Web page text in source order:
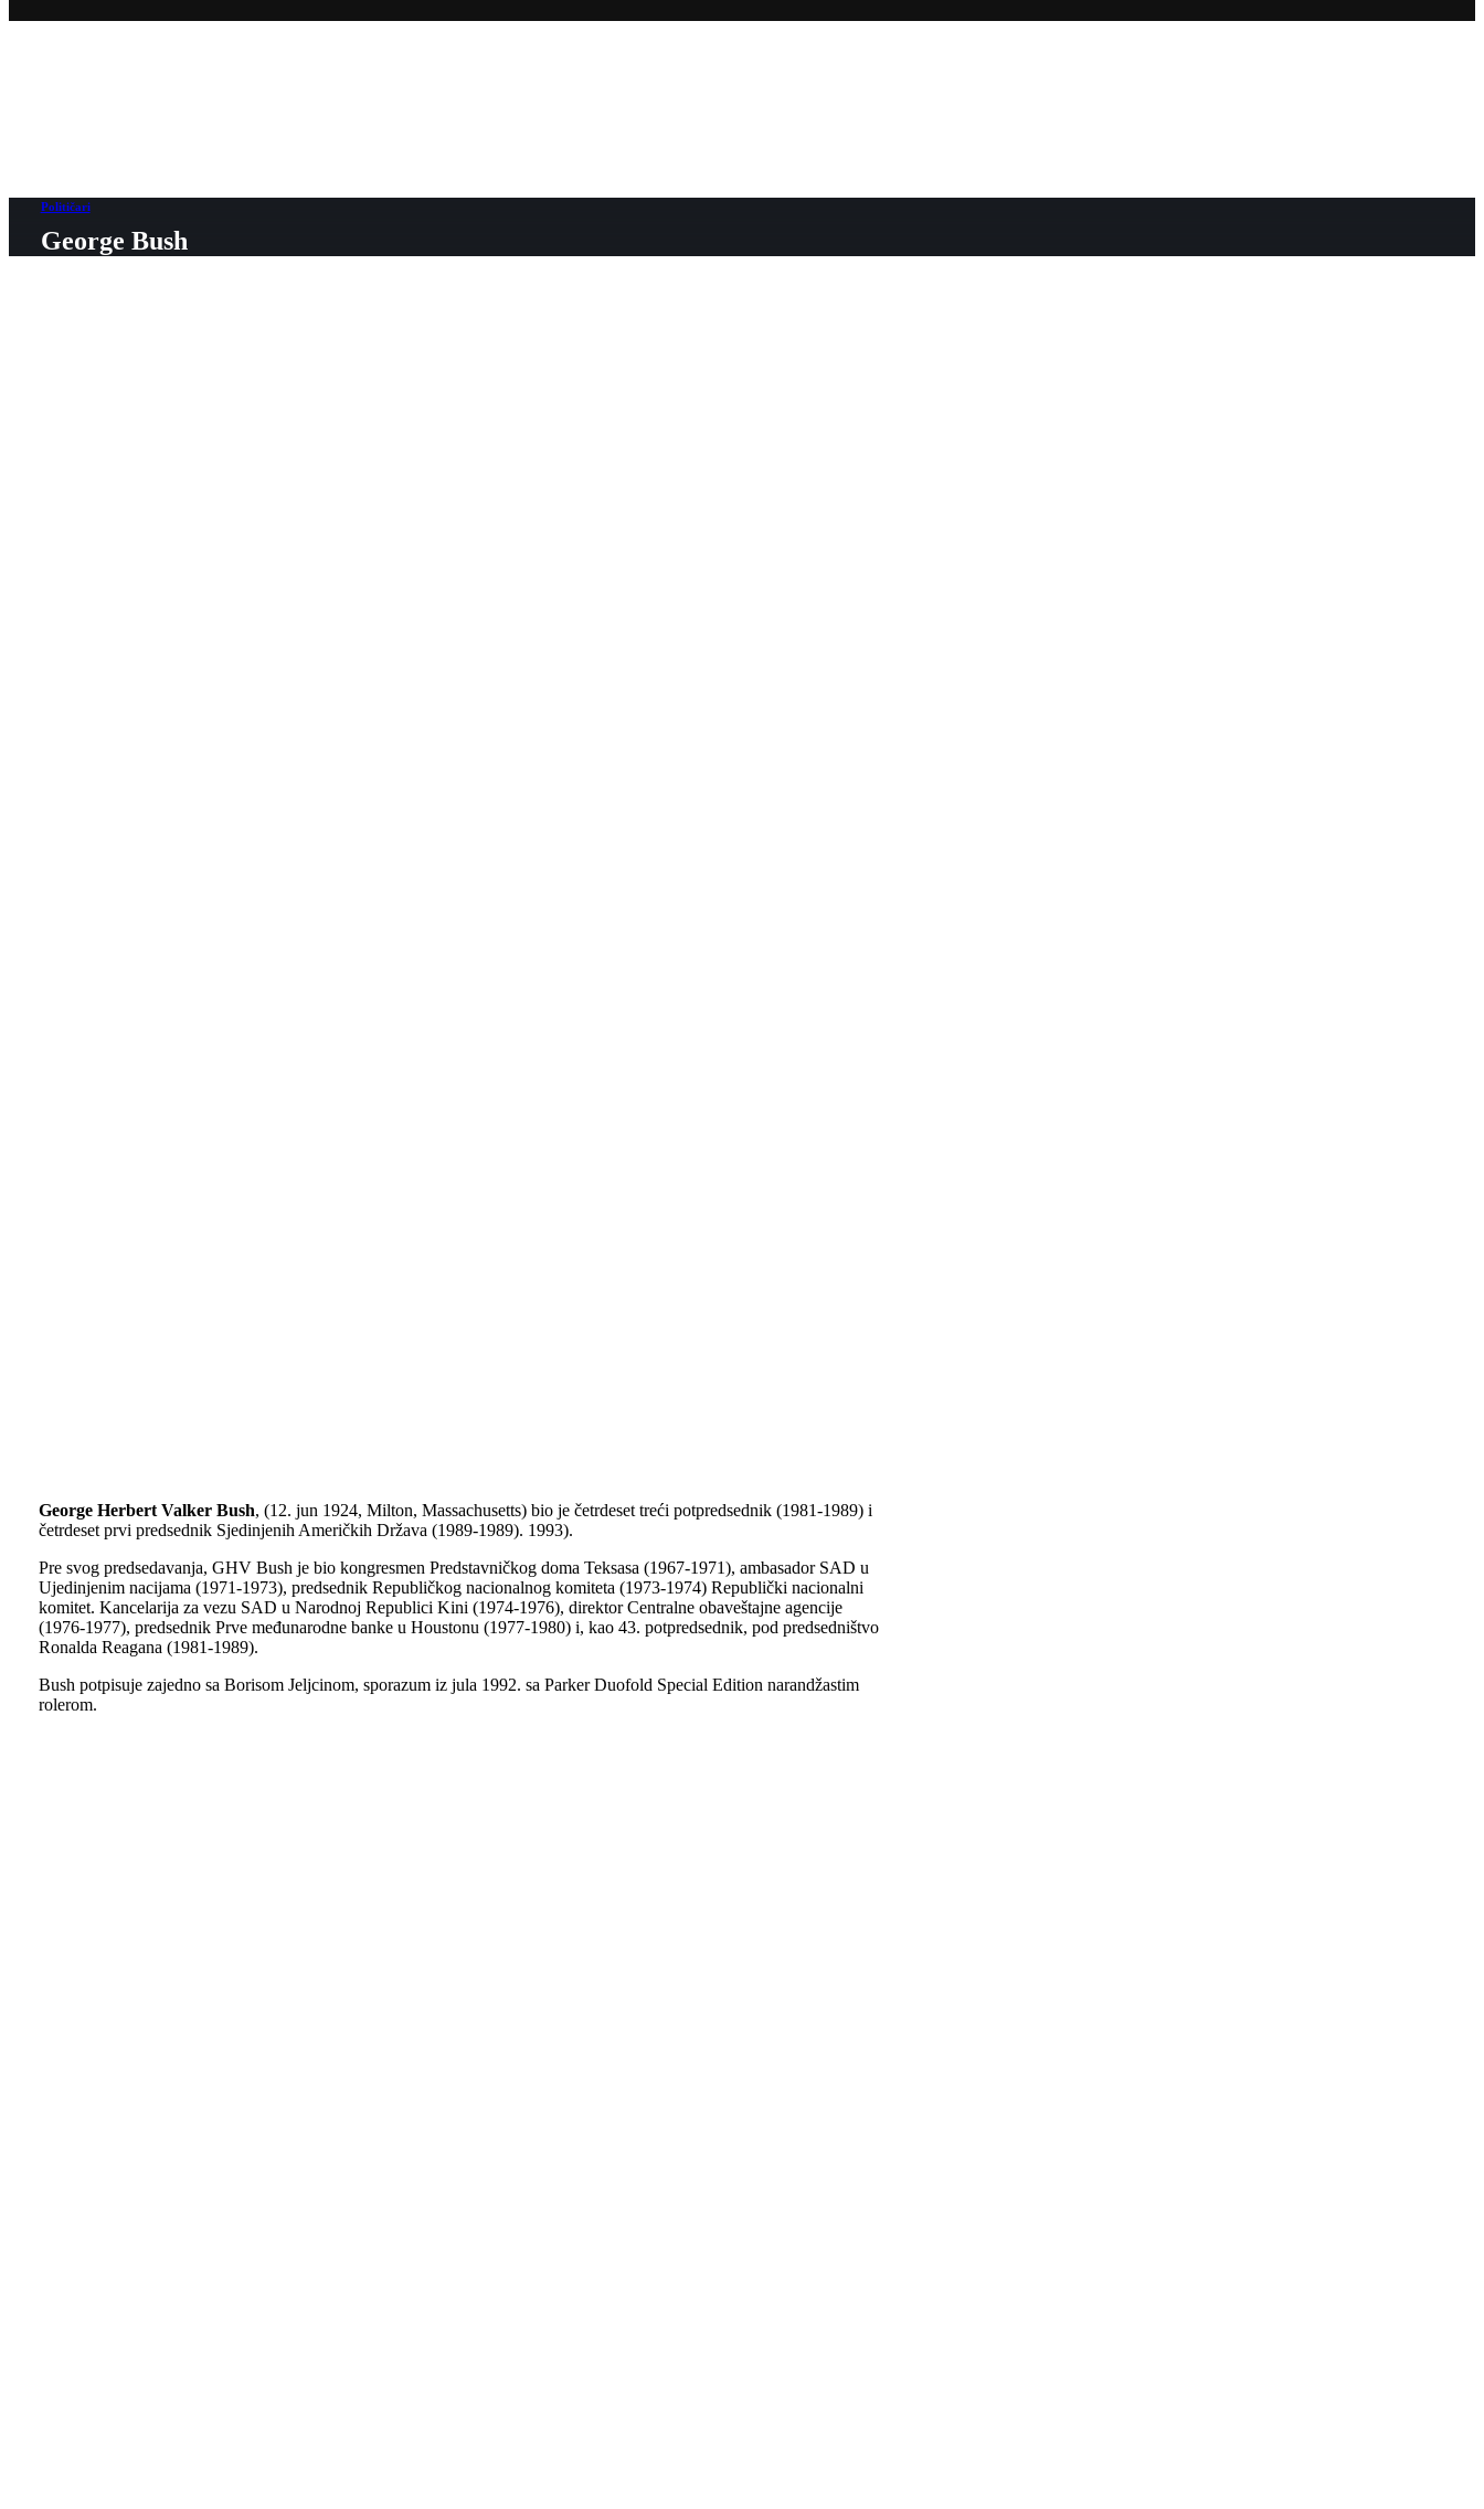
Političari
George Bush
George Herbert Valker Bush, (12. jun 1924, Milton, Massachusetts) bio je četrdeset treći potpredsednik (1981-1989) i
četrdeset prvi predsednik Sjedinjenih Američkih Država (1989-1989). 1993).
Pre svog predsedavanja, GHV Bush je bio kongresmen Predstavničkog doma Teksasa (1967-1971), ambasador SAD u
Ujedinjenim nacijama (1971-1973), predsednik Republičkog nacionalnog komiteta (1973-1974) Republički nacionalni
komitet. Kancelarija za vezu SAD u Narodnoj Republici Kini (1974-1976), direktor Centralne obaveštajne agencije
(1976-1977), predsednik Prve međunarodne banke u Houstonu (1977-1980) i, kao 43. potpredsednik, pod predsedništvo
Ronalda Reagana (1981-1989).
Bush potpisuje zajedno sa Borisom Jeljcinom, sporazum iz jula 1992. sa Parker Duofold Special Edition narandžastim
rolerom.